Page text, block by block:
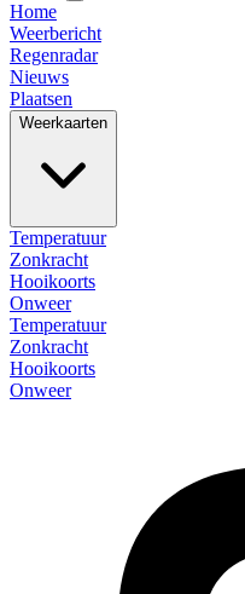
Home
Weerbericht
Regenradar
Nieuws
Plaatsen
Weerkaarten
Temperatuur
Zonkracht
Hooikoorts
Onweer
Temperatuur
Zonkracht
Hooikoorts
Onweer